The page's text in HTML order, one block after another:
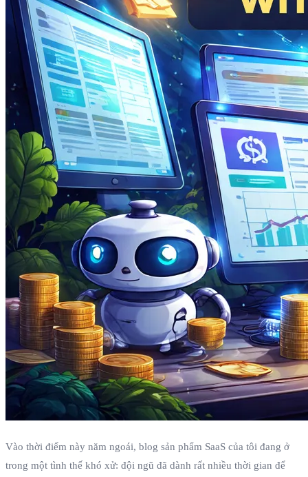
Vào thời điểm này năm ngoái, blog sản phẩm SaaS của tôi đang ở
trong một tình thế khó xử: đội ngũ đã dành rất nhiều thời gian để